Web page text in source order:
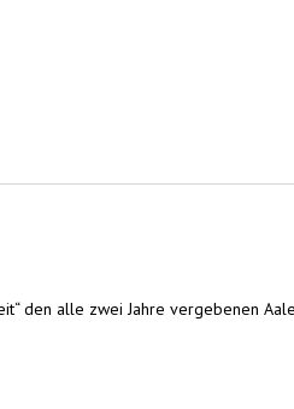
den alle zwei Jahre vergebenen